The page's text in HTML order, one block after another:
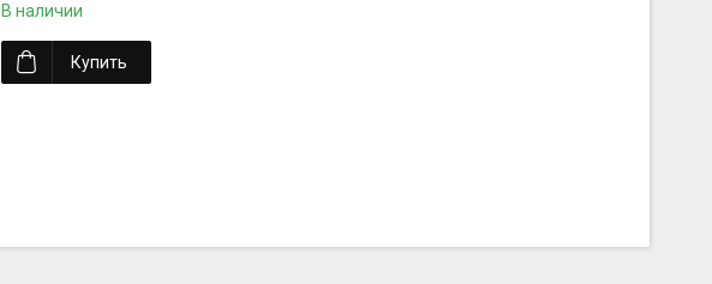
В наличии
Купить